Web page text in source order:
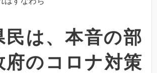
民は、本音の部
府のコロナ対策